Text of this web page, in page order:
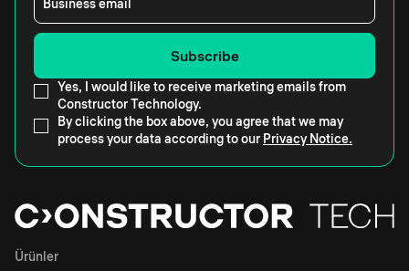
Business email
Yes, I would like to receive marketing emails from
Constructor Technology.
By clicking the box above, you agree that we may
process your data according to our Privacy Notice.
Ürünler